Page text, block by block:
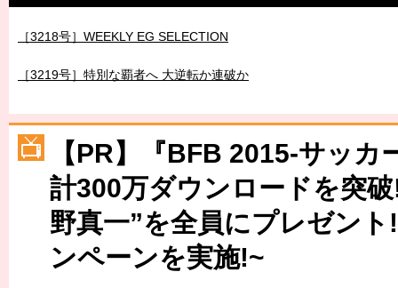
［3220号］伝説の王者、黄金のシャーレ
［3230号］世界一への夢は終わらない
［3223号］一丸。日本出陣
【PR】『BFB 2015-サッカ
計300万ダウンロードを突
野真一”を全員にプレゼン
ンペーンを実施!~